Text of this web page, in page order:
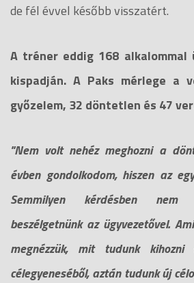
de fél évvel később visszatért.
A tréner eddig 168
kispadján. A Paks mérlege a
győzelem, 32 döntetlen és 47
"Nem volt nehéz meghozni a
évben gondolkodom, hiszen az
Semmilyen kérdésben nem
beszélgetnünk az ügyvezetővel.
megnézzük, mit tudunk
célegyeneséből, aztán tudunk új